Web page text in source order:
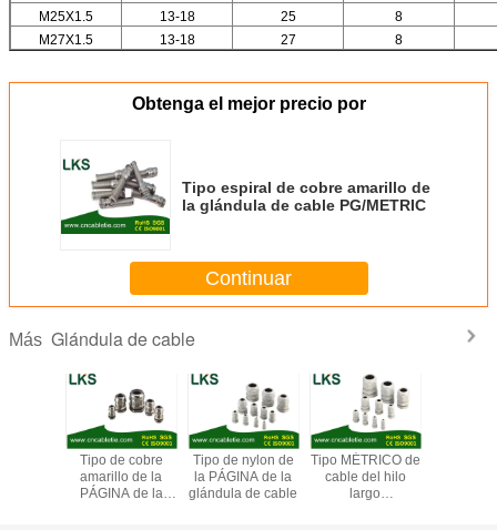
M25X1.5
13-18 25
8
M27X1.5
13-18 27 8
Obtenga el mejor precio por
Tipo espiral de cobre amarillo de
la glándula de cable PG/METRIC
Continuar
Más Glándula de cable
Tipo de cobre
amarillo de la
PÁGINA de la
Tipo de nylon de
la PÁGINA de la
glándula de cable
Tipo MÉTRICO de
cable del hilo
largo